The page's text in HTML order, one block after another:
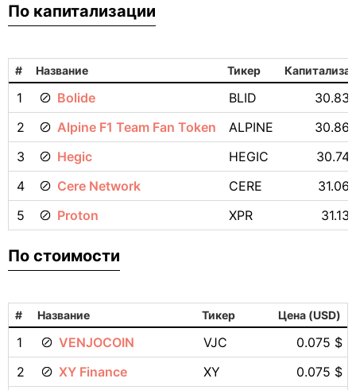
По капитализации
# Название Тикер
1 Bolide BLID
2
Alpine F1 Team Fan Token ALPINE
3
Hegic HEGIC
4
Cere Network CERE
5
Proton XPR
По стоимости
# Название Тикер Цена (USD)
1 VENJOCOIN VJC
0.075 $
2
XY Finance XY
0.075 $